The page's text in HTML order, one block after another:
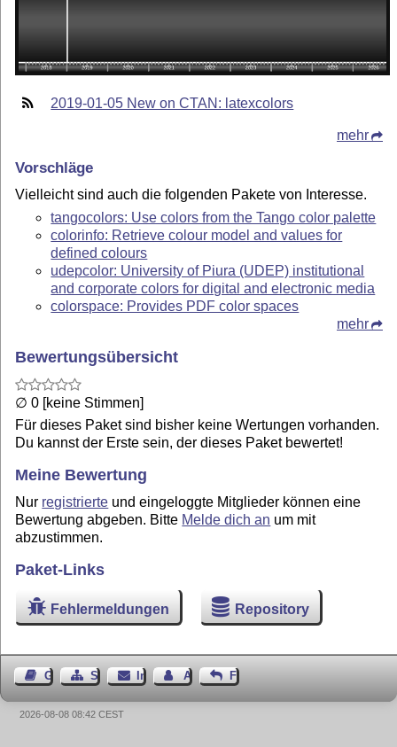
2019-01-05 New on CTAN: latexcolors
mehr
Vorschläge
Vielleicht sind auch die folgenden Pakete von Interesse.
tangocolors: Use colors from the Tango color palette
colorinfo: Retrieve colour model and values for
defined colours
udepcolor: University of Piura (UDEP) institutional
and corporate colors for digital and electronic media
colorspace: Provides PDF color spaces
mehr
Bewertungsübersicht
∅ 0 [keine Stimmen]
Für dieses Paket sind bisher keine Wertungen vorhanden.
Du kannst der Erste sein, der dieses Paket bewertet!
Meine Bewertung
Nur registrierte und eingeloggte Mitglieder können eine
Bewertung abgeben. Bitte Melde dich an um mit
abzustimmen.
Paket-Links
Fehlermeldungen Repository
GästebuchSeiten-Struktur
ImpressumAutor kontaktieren
Feedback
2026-08-08 08:42 CEST